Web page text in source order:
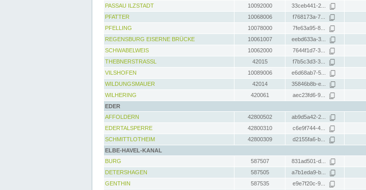
PASSAU ILZSTADT
10092000 33ceb441-2...
PFATTER
10068006 f768173a-7...
PFELLING
10078000 7fe63a95-8...
REGENSBURG EISERNE BRÜCKE
10061007 eebd633a-3...
SCHWABELWEIS
10062000 7644f1d7-3...
THEBNERSTRASSL
42015 f7b5c3d3-3...
VILSHOFEN
10089006 e6d68ab7-5...
WILDUNGSMAUER
42014 35846b8b-e...
WILHERING
420061 aec23fd6-9...
EDER
AFFOLDERN
42800502 ab9d5a42-2...
EDERTALSPERRE
42800310 c6e9f744-4...
SCHMITTLOTHEIM
42800309 d2155fa6-b...
ELBE-HAVEL-KANAL
BURG
587507 831ad501-d...
DETERSHAGEN
587505 a7b1eda9-b...
GENTHIN
587535 e9e7f20c-9...